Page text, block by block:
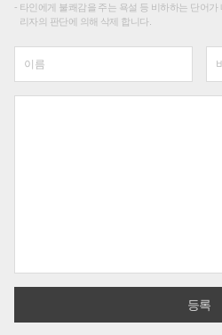
타인에게 불쾌감을 주는 욕설 등 비하하는 단어
리자의 판단에 의해 삭제 합니다.